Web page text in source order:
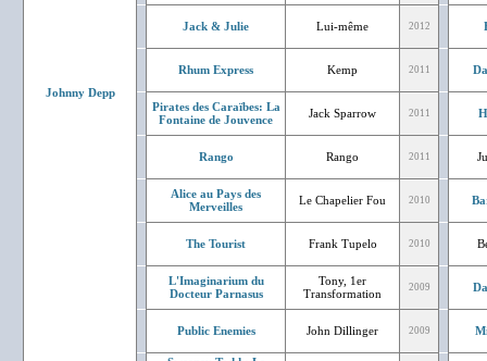
Johnny Depp
Jack & Julie Lui-même 2012
Rhum Express Kemp 2011
Pirates des Caraïbes: La
Fontaine de Jouvence
Jack Sparrow 2011
Rango Rango 2011
Alice au Pays des
Merveilles
Le Chapelier Fou 2010
The Tourist Frank Tupelo 2010
L'Imaginarium du
Docteur Parnasus
Tony, 1er
Transformation
2009
Public Enemies John Dillinger 2009